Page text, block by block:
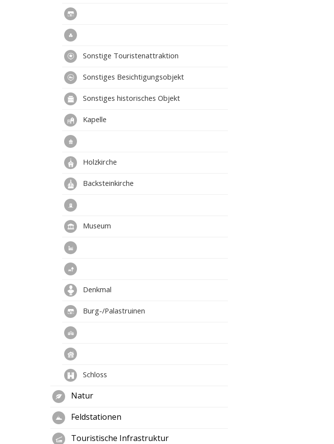
Sonstige Touristenattraktion
Sonstiges Besichtigungsobjekt
Sonstiges historisches Objekt
Kapelle
Holzkirche
Backsteinkirche
Museum
Denkmal
Burg-/Palastruinen
Schloss
Natur
Feldstationen
Touristische Infrastruktur